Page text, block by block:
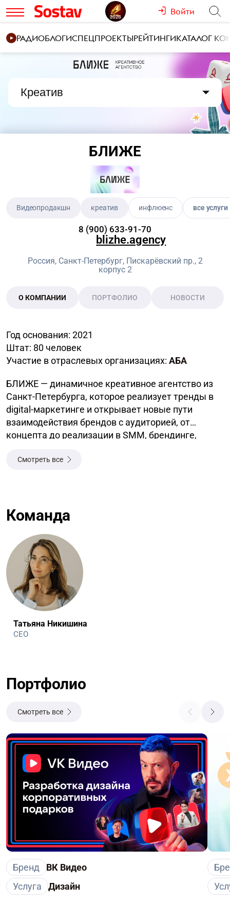
Войти
РАДИОБЛОГИСПЕЦПРОЕКТЫРЕЙТИНГИКАТАЛОГ
Креатив
БЛИЖЕ
Видеопродакшн креатив инфлюенс все услуги
8 (900) 633-91-70
blizhe.agency
Россия, Санкт-Петербург, Пискарёвский пр., 2
корпус 2
О КОМПАНИИ ПОРТФОЛИО НОВОСТИ
Год основания: 2021
Штат: 80 человек
Участие в отраслевых организациях: АБА
БЛИЖЕ — динамичное креативное агентство из
Санкт-Петербурга, которое реализует тренды в
digital-маркетинге и открывает новые пути
взаимодействия брендов с аудиторией, от
концепта до реализации в SMM, брендинге,
инфлюенсерами. Философия БЛИЖЕ — быть на
Смотреть все
Команда
Татьяна Никишина
CEO
Портфолио
Смотреть все
Бренд
ВК Видео
Услуга
Дизайн